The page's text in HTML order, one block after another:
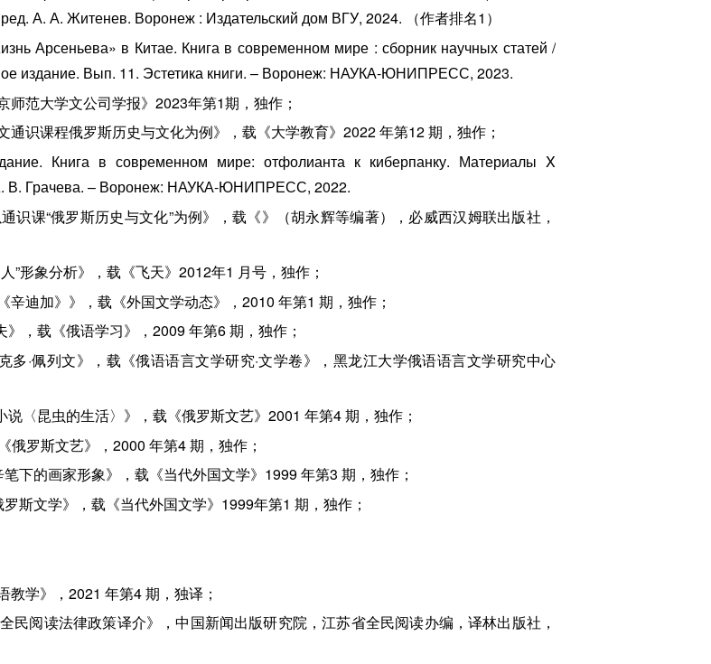
А. А. Житенев. Воронеж : Издательский дом ВГУ, 2024. （作者排名1）
Арсеньева» в Китае. Книга в современном мире : сборник научных статей /
издание. Вып. 11. Эстетика книги. – Воронеж: НАУКА-ЮНИПРЕСС, 2023.
范大学文公司学报》2023年第1期，独作；
识课程俄罗斯历史与文化为例》，载《大学教育》2022 年第12 期，独作；
Книга в современном мире: отфолианта к киберпанку. Материалы X
В. Грачева. – Воронеж: НАУКА-ЮНИПРЕСС, 2022.
课“俄罗斯历史与文化”为例》，载《》（胡永辉等编著），必威西汉姆联出版社，
形象分析》，载《飞天》2012年1 月号，独作；
迪加》》，载《外国文学动态》，2010 年第1 期，独作；
，载《俄语学习》，2009 年第6 期，独作；
·佩列文》，载《俄语语言文学研究·文学卷》，黑龙江大学俄语语言文学研究中心
〈昆虫的生活〉》，载《俄罗斯文艺》2001 年第4 期，独作；
罗斯文艺》，2000 年第4 期，独作；
的画家形象》，载《当代外国文学》1999 年第3 期，独作；
文学》，载《当代外国文学》1999年第1 期，独作；
学》，2021 年第4 期，独译；
民阅读法律政策译介》，中国新闻出版研究院，江苏省全民阅读办编，译林出版社，